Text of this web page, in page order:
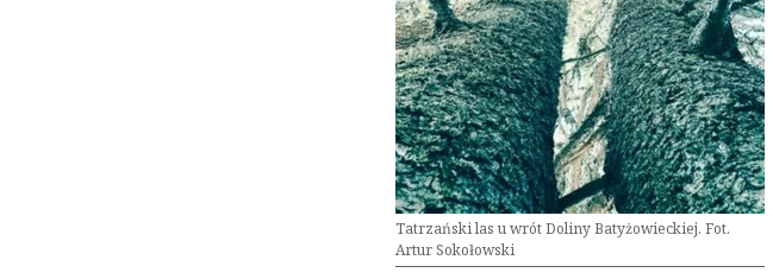
Tatrzański las u wrót Doliny Batyżowieckiej. Fot.
Artur Sokołowski